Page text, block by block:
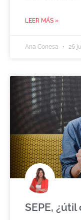
LEER MÁS »
Ana Conesa 26
SEPE,